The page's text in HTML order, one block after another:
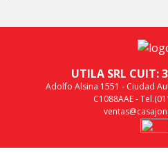
UTILA SRL CUIT:
Adolfo Alsina 1551 - Ciudad
C1088AAE -